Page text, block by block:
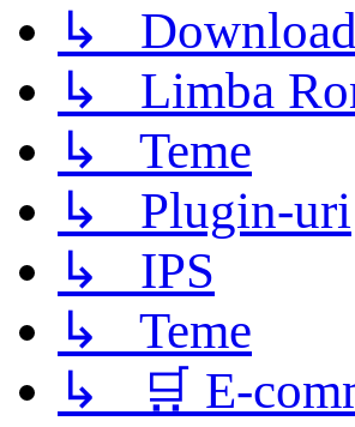
↳ Download
↳ Limba
↳ Teme
↳ Plugin-uri
↳ IPS
↳ Teme
↳ 🛒 E-